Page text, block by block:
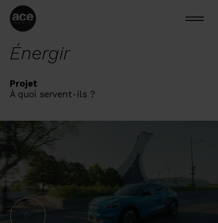
Énergir
Projet
À quoi servent-ils ?